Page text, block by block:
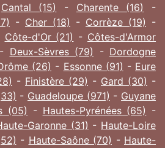
Cantal (15) - Charente (16)
-
- Cher (18) - Corrèze (19) -
Côte-d'Or (21) - Côtes-d'Armor
- Deux-Sèvres (79) - Dordogne
(26) - Essonne (91) - Eure
- Finistère (29) - Gard (30) -
- Guadeloupe (971) - Guyane
(05) - Hautes-Pyrénées (65) -
Garonne (31) - Haute-Loire
- Haute-Saône (70) - Haute-